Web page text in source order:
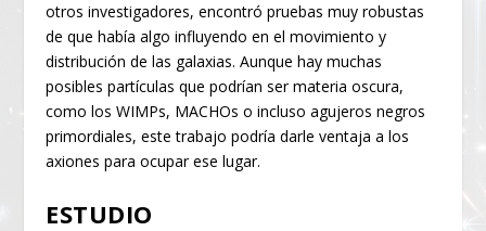
otros investigadores, encontró pruebas muy robustas
de que había algo influyendo en el movimiento y
distribución de las galaxias. Aunque hay muchas
posibles partículas que podrían ser materia oscura,
como los WIMPs, MACHOs o incluso agujeros negros
primordiales, este trabajo podría darle ventaja a los
axiones para ocupar ese lugar.
ESTUDIO